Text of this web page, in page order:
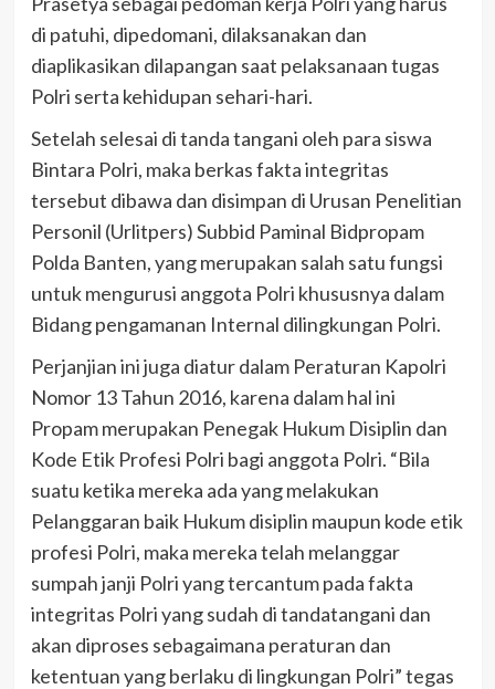
di patuhi, dipedomani, dilaksanakan dan
diaplikasikan dilapangan saat pelaksanaan tugas
Polri serta kehidupan sehari-hari.
Setelah selesai di tanda tangani oleh para siswa
Bintara Polri, maka berkas fakta integritas
tersebut dibawa dan disimpan di Urusan Penelitian
Personil (Urlitpers) Subbid Paminal Bidpropam
Polda Banten, yang merupakan salah satu fungsi
untuk mengurusi anggota Polri khususnya dalam
Bidang pengamanan Internal dilingkungan Polri.
Perjanjian ini juga diatur dalam Peraturan Kapolri
Nomor 13 Tahun 2016, karena dalam hal ini
Propam merupakan Penegak Hukum Disiplin dan
Kode Etik Profesi Polri bagi anggota Polri. “Bila
suatu ketika mereka ada yang melakukan
Pelanggaran baik Hukum disiplin maupun kode etik
profesi Polri, maka mereka telah melanggar
sumpah janji Polri yang tercantum pada fakta
integritas Polri yang sudah di tandatangani dan
akan diproses sebagaimana peraturan dan
ketentuan yang berlaku di lingkungan Polri” tegas